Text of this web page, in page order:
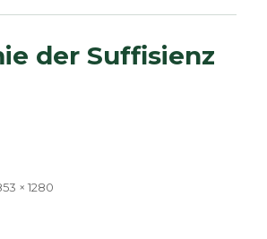
der Suffisienz
× 1280